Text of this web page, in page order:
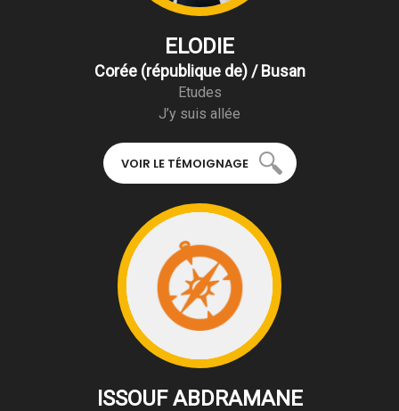
ELODIE
Corée (république de) / Busan
Etudes
J’y suis allée
VOIR LE TÉMOIGNAGE
ISSOUF ABDRAMANE